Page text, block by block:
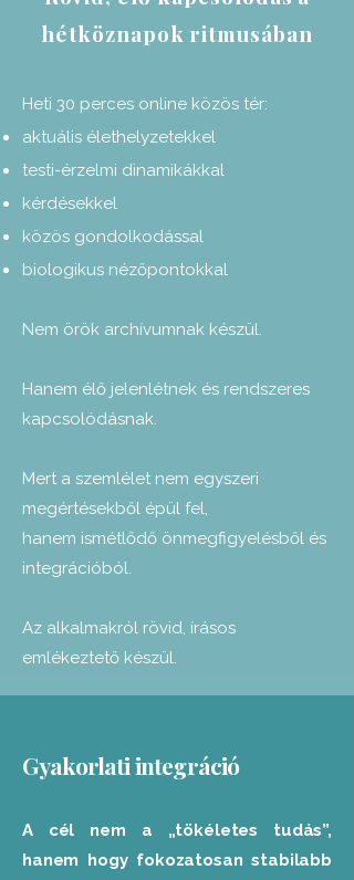
hétköznapok ritmusában
Heti 30 perces online közös tér:
aktuális élethelyzetekkel
testi-érzelmi dinamikákkal
kérdésekkel
közös gondolkodással
biologikus nézőpontokkal
Nem örök archívumnak készül.
Hanem élő jelenlétnek és rendszeres
kapcsolódásnak.
Mert a szemlélet nem egyszeri
megértésekből épül fel,
hanem ismétlődő önmegfigyelésből és
integrációból.
Az alkalmakról rövid, írásos
emlékeztető készül.
Gyakorlati integráció​
A cél nem a „tökéletes tudás”,
hanem hogy fokozatosan stabilabb